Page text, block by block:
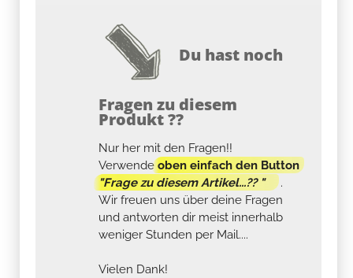
Du hast noch
Fragen zu diesem
Produkt ??
Nur her mit den Fragen!!
Verwendeoben einfach den Button
"Frage zu diesem Artikel...?? "
.
Wir freuen uns über deine Fragen
und antworten dir meist innerhalb
weniger Stunden per Mail....
Vielen Dank!